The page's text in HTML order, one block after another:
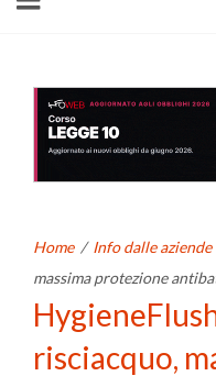
Home / Info dalle aziende
massima protezione
risciacquo,